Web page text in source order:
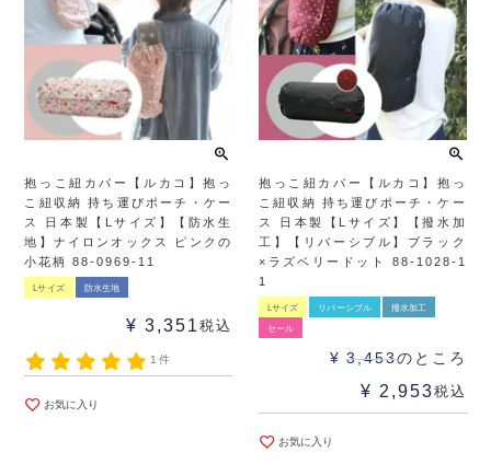
抱っこ紐カバー【ルカコ】抱っ
こ紐収納 持ち運びポーチ・ケー
ス 日本製【Lサイズ】【防水生
地】ナイロンオックス ピンクの
小花柄 88-0969-11
Lサイズ 防水生地
¥ 3,351 税込
1件
お気に入り
抱っこ紐カバー【ルカコ】抱っ
こ紐収納 持ち運びポーチ・ケー
ス 日本製【Lサイズ】【撥水加
工】【リバーシブル】ブラック
×ラズベリードット 88-1028-1
1
Lサイズ リバーシブル 撥水加工
セール
¥ 3,453のところ
¥ 2,953税込
お気に入り